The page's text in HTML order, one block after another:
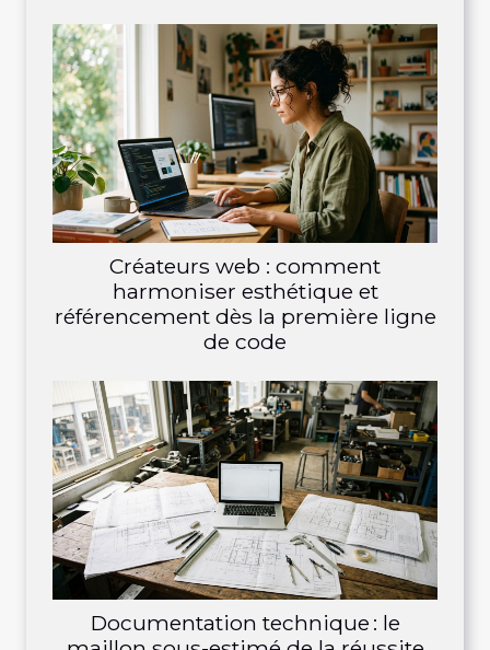
Créateurs web : comment
harmoniser esthétique et
référencement dès la première ligne
de code
Documentation technique : le